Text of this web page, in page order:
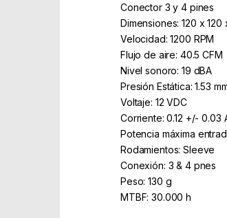
Conector 3 y 4 pines
Dimensiones: 120 x 120
Velocidad: 1200 RPM
Flujo de aire: 40.5 CFM
Nivel sonoro: 19 dBA
Presión Estática: 1.53
Voltaje: 12 VDC
Corriente: 0.12 +/- 0.03
Potencia máxima
Rodamientos: Sleeve
Conexión: 3 & 4 pnes
Peso: 130 g
MTBF: 30.000 h